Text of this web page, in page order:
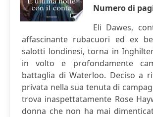
Numero di
Eli Dawes,
affascinante rubacuori ed ex
salotti londinesi, torna in
in volto e profondamente
battaglia di Waterloo. Deciso a
privata nella sua tenuta di
trova inaspettatamente Rose
donna che non ha mai